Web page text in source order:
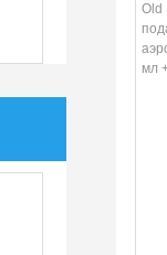
мл
Old
мл